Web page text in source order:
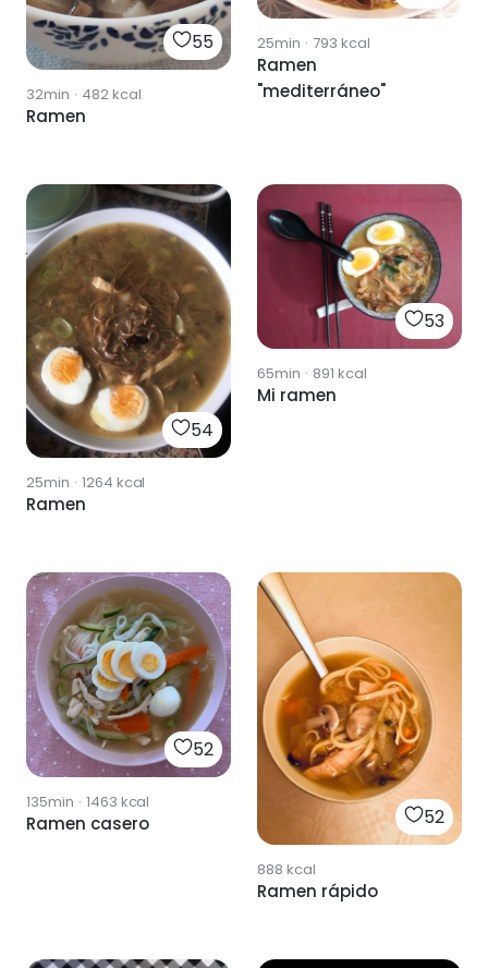
55
32min · 482kcal
Ramen
25min · 793 kcal
Ramen
"mediterráneo"
54
25min · 1264 kcal
Ramen
53
65min · 891 kcal
Mi ramen
52
135min · 1463 kcal
Ramen casero 52
888 kcal
Ramen rápido